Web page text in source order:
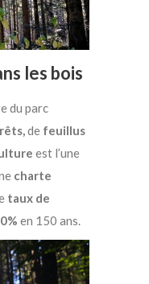
les bois
du parc
de feuillus
est l’une
charte
taux de
en 150 ans.